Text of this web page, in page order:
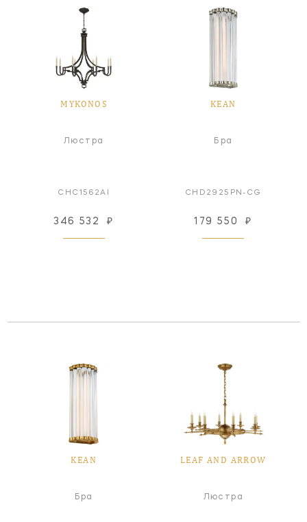
MYKONOS
Люстра
CHC1562AI
346 532 ₽
KEAN
Бра
CHD2925PN-CG
179 550 ₽
KEAN
Бра
LEAF AND ARROW
Люстра